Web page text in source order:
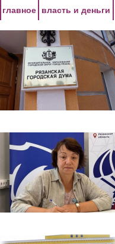
главное власть и деньги